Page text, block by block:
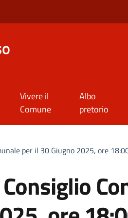
Vivere il
Comune
Albo
pretorio
per il 30 Giugno 2025, ore